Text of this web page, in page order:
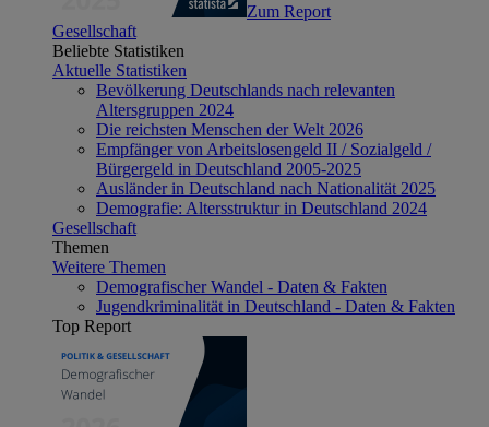
Zum Report
Gesellschaft
Beliebte Statistiken
Aktuelle Statistiken
Bevölkerung Deutschlands nach relevanten
Altersgruppen 2024
Die reichsten Menschen der Welt 2026
Empfänger von Arbeitslosengeld II / Sozialgeld /
Bürgergeld in Deutschland 2005-2025
Ausländer in Deutschland nach Nationalität 2025
Demografie: Altersstruktur in Deutschland 2024
Gesellschaft
Themen
Weitere Themen
Demografischer Wandel - Daten & Fakten
Jugendkriminalität in Deutschland - Daten & Fakten
Top Report